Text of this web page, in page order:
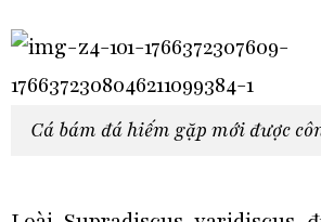
Cá bám đá hiếm gặp mới được